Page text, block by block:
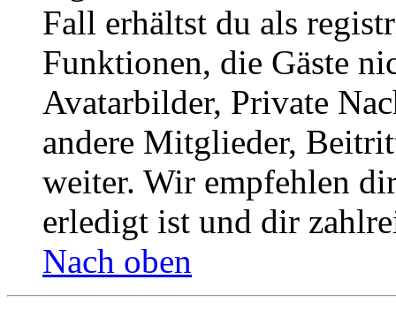
Fall erhältst du als
Funktionen, die Gäste
Avatarbilder, Private
andere Mitglieder,
weiter. Wir empfehlen
erledigt ist und dir
Nach oben